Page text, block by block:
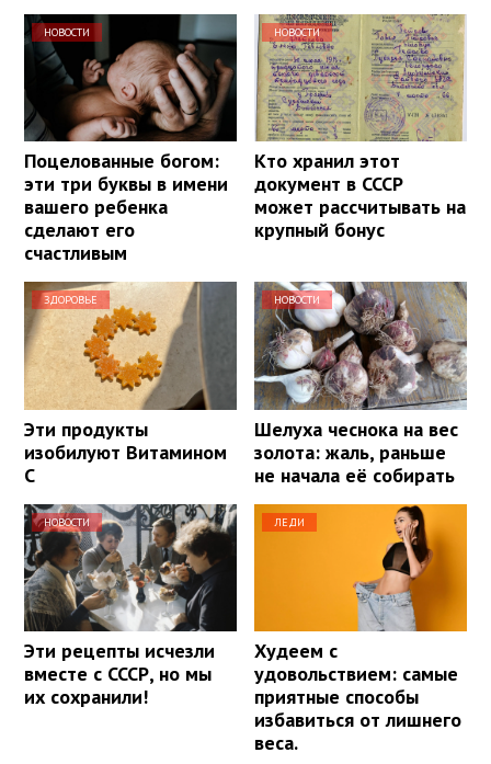
НОВОСТИ
Поцелованные богом:
эти три буквы в имени
вашего ребенка
сделают его
счастливым
НОВОСТИ
Кто хранил этот
документ в СССР
может рассчитывать на
крупный бонус
ЗДОРОВЬЕ
Эти продукты
изобилуют Витамином
С
НОВОСТИ
Шелуха чеснока на вес
золота: жаль, раньше
не начала её собирать
НОВОСТИ
Эти рецепты исчезли
вместе с СССР, но мы
их сохранили!
ЛЕДИ
Худеем с
удовольствием: самые
приятные способы
избавиться от лишнего
веса.